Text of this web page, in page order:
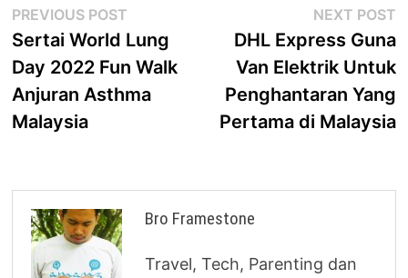
Post
navigation
PREVIOUS POST
post:
Sertai World Lung
Day 2022 Fun Walk
Anjuran Asthma
Malaysia
NEXT POST
DHL Express Guna
Van Elektrik Untuk
Penghantaran Yang
Pertama di Malaysia
Bro Framestone
Travel, Tech, Parenting dan